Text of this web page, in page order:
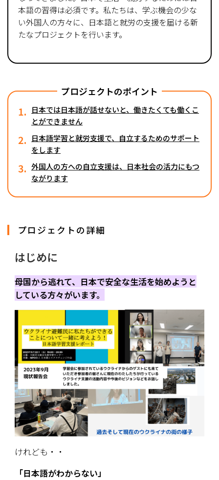
本語の習得は必須です。私たちは、学ぶ機会の少な
い外国人の方々に、日本語と就労の支援を届ける新
たなプロジェクトを行います。
プロジェクトのポイント
1.
日本では日本語が話せないと、働きたくても働くこ
とができません
2.
日本語学習と就労支援で、自立するためのサポート
をします
3. 外国人の方への自立支援は、日本社会の活力にもつ
ながります
プロジェクトの詳細
はじめに
母国から逃れて、日本で安全な生活を始めようと
している方々がいます。
けれども・・
「日本語がわからない」